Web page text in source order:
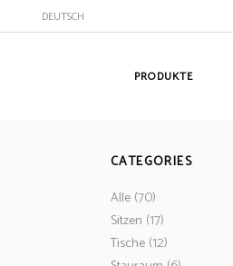
DEUTSCH
PRODUKTE
CATEGORIES
Alle (70)
Sitzen (17)
Tische (12)